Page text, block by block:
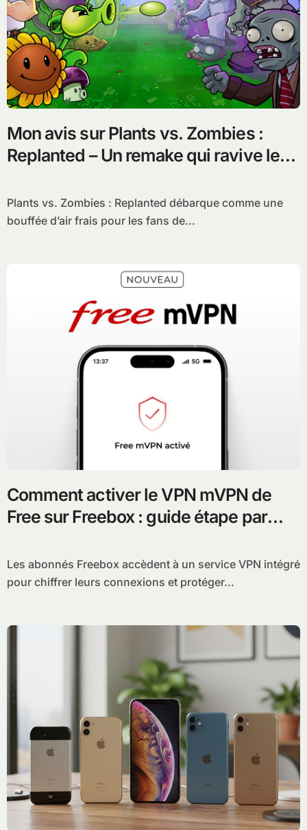
Mon avis sur Plants vs. Zombies :
Replanted – Un remake qui ravive les
Plants vs. Zombies : Replanted débarque comme une
bouffée d’air frais pour les fans de...
Comment activer le VPN mVPN de
Free sur Freebox : guide étape par
Les abonnés Freebox accèdent à un service VPN intégré
pour chiffrer leurs connexions et protéger...